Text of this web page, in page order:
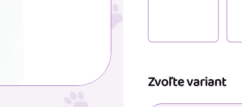
Zvoľte variant